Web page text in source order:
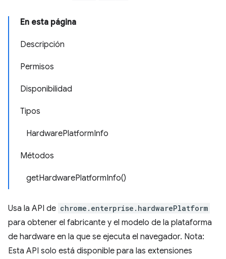
En esta página
Descripción
Permisos
Disponibilidad
Tipos
HardwarePlatformInfo
Métodos
getHardwarePlatformInfo()
Usa la API de chrome.enterprise.hardwarePlatform
para obtener el fabricante y el modelo de la plataforma
de hardware en la que se ejecuta el navegador. Nota:
Esta API solo está disponible para las extensiones